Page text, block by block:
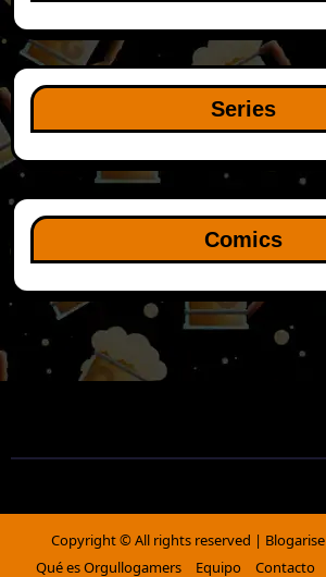
Series
Comics
Copyright © All rights reserved | Blogarise
Qué es Orgullogamers
Equipo Contacto